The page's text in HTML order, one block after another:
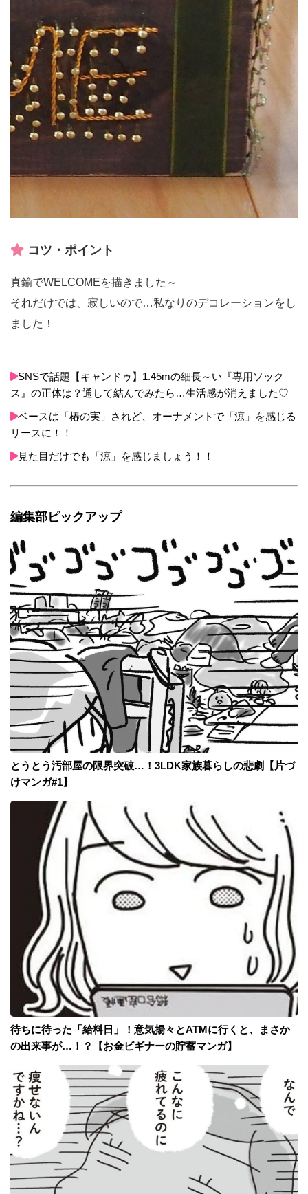
コツ・ポイント
真鍮でWELCOMEを描きました～
それだけでは、寂しいので…私なりのデコレーションをし
ました！
SNSで話題【キャンドゥ】1.45mの細長～い『専用ソック
ス』の正体は？通して結んでみたら…生活感が消えました♡
ベースは「椿の実」されど、オーナメントで「涼」を感じる
リースに！！
見た目だけでも「涼」を感じましょう！！
編集部ピックアップ
とうとう汚部屋の限界突破…！3LDK家族暮らしの悲劇【片づ
けマンガ#1】
待ちに待った「給料日」！意気揚々とATMに行くと、まさか
の出来事が…！？【お金ビギナーの貯蓄マンガ】